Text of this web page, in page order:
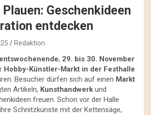
Geschenkideen
entdecken
Redaktion
, 29. bis 30. November
Hobby-Künstler-Markt in der Festhalle
Besucher dürfen sich auf einen Markt
Artikeln, Kunsthandwerk und
freuen. Schon vor der Halle
Schnitzkünste mit der Kettensäge,